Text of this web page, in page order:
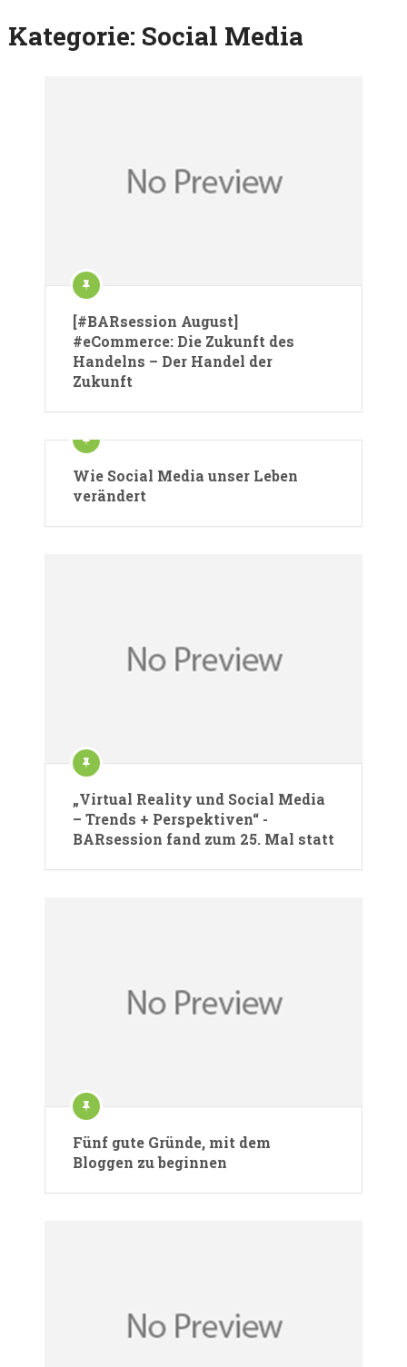
Kategorie: Social Media
[#BARsession August]
#eCommerce: Die Zukunft des
Handelns – Der Handel der
Zukunft
Wie Social Media unser Leben
verändert
„Virtual Reality und Social Media
– Trends + Perspektiven“ -
BARsession fand zum 25. Mal statt
Fünf gute Gründe, mit dem
Bloggen zu beginnen